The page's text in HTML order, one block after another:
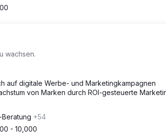
wachsen.
auf digitale Werbe- und Marketingkampagnen
von Marken durch ROI-gesteuerte
+54
- 10,000